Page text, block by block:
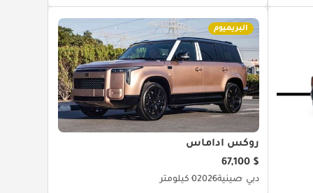
البريميوم
روكس أداماس
$ 67,100
دبي صينية20260 كيلومتر